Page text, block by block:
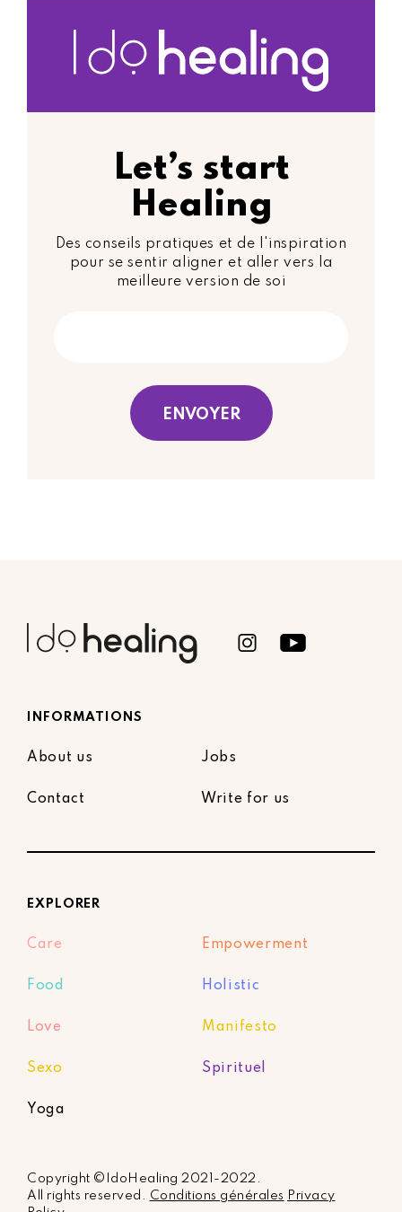
Let’s start
Healing
Des conseils pratiques et de l'inspiration
pour se sentir aligner et aller vers la
meilleure version de soi
INFORMATIONS
About us Jobs
Contact Write for us
EXPLORER
Care Empowerment
Food Holistic
Love Manifesto
Sexo Spirituel
Yoga
Copyright ©IdoHealing 2021-2022.
All rights reserved. Conditions générales Privacy